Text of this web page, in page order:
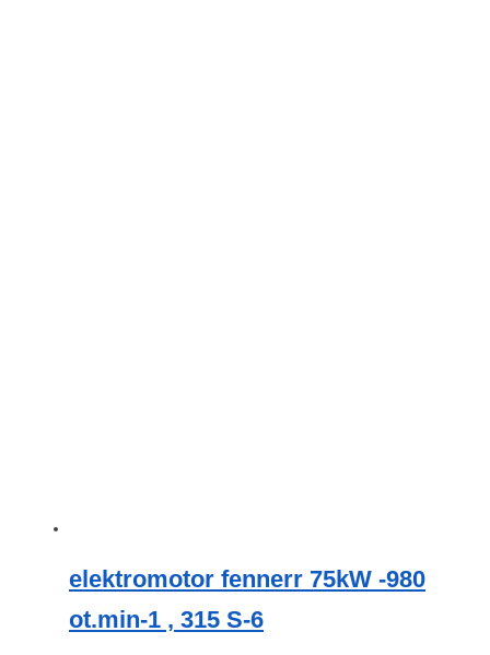
elektromotor fennerr 75kW -980
ot.min-1 , 315 S-6